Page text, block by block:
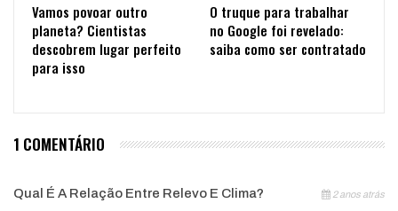
Vamos povoar outro
planeta? Cientistas
descobrem lugar perfeito
para isso
O truque para trabalhar
no Google foi revelado:
saiba como ser contratado
1 COMENTÁRIO
Qual É A Relação Entre Relevo E Clima? 2 anos atrás